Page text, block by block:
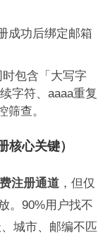
成功后绑定邮箱
包含「大写字
字符、aaaa重复
筛查。
心关键）
注册通道，但仅
。90%用户找不
城市、邮编不匹